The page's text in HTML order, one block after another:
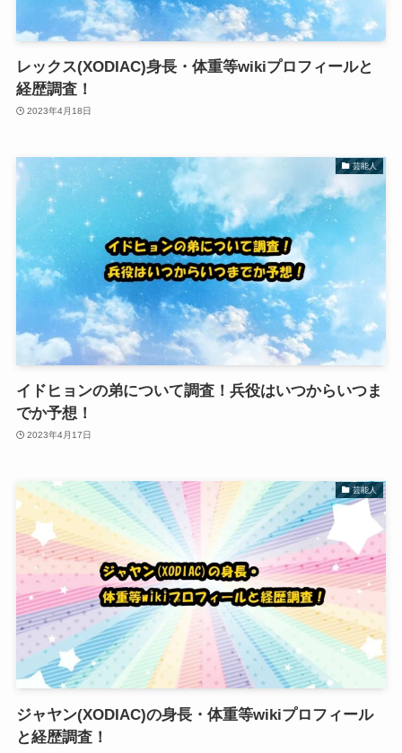
レックス(XODIAC)身長・体重等wikiプロフィールと
経歴調査！
2023年4月18日
芸能人
イドヒョンの弟について調査！兵役はいつからいつま
でか予想！
2023年4月17日
芸能人
ジャヤン(XODIAC)の身長・体重等wikiプロフィール
と経歴調査！